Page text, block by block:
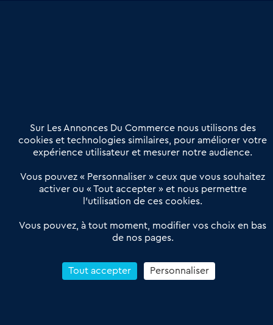
Offres Pro
Actualités
Qui sommes nous ?
Derniers articles
Réseau 3C : un partenaire national dédié aux transactions
Petitscommerces : Un partenariat au service du commerce de
proximité et des territoires
Reprendre un Restaurant Rapide
Sur Les Annonces Du Commerce nous utilisons des
cookies et technologies similaires, pour améliorer votre
expérience utilisateur et mesurer notre audience.
Vous pouvez « Personnaliser » ceux que vous souhaitez
activer ou « Tout accepter » et nous permettre
l’utilisation de ces cookies.
Vous pouvez, à tout moment, modifier vos choix en bas
de nos pages.
Tout accepter Personnaliser